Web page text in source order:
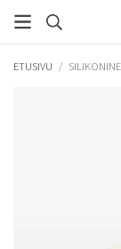
ETUSIVU /